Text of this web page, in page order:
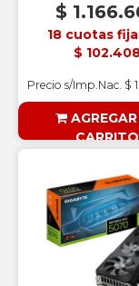
$
18 cuotas
$
Precio s/Imp.Nac. $
CARRITO